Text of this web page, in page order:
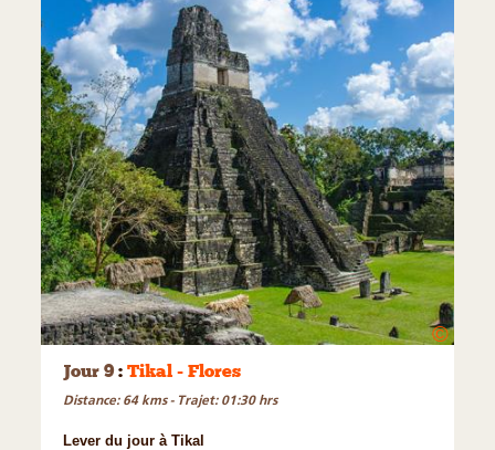
©
Jour 9: Tikal - Flores
Distance: 64 kms - Trajet: 01:30 hrs
Lever du jour à Tikal